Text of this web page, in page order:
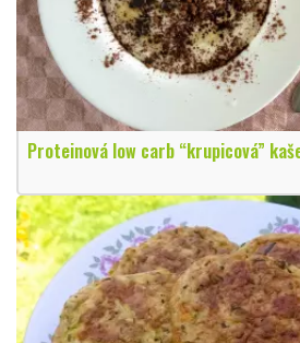
Proteinová low carb “krupicová”